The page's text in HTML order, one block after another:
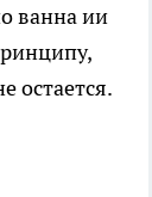
ванна ии
остается.